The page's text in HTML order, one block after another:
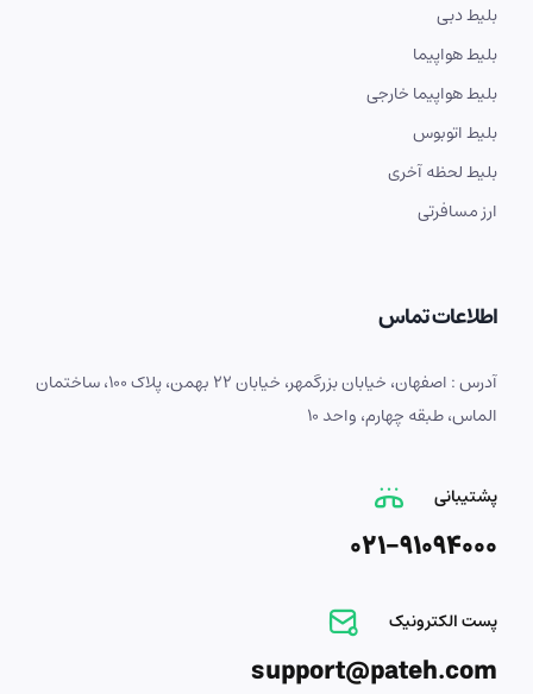
بلیط دبی
بلیط هواپیما
بلیط هواپیما خارجی
بلیط اتوبوس
بلیط لحظه آخری
ارز مسافرتی
اطلاعات تماس
آدرس : اصفهان، خیابان بزرگمهر، خیابان 22 بهمن، پلاک 100، ساختمان
الماس، طبقه چهارم، واحد 10
پشتیبانی
021-91094000
پست الکترونیک
support@pateh.com